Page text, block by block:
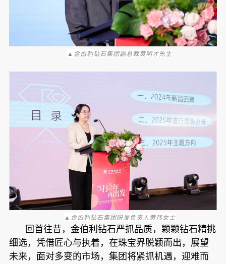
▲ 金伯利钻石集团副总裁黄明才先生
▲ 金伯利钻石集团研发负责人黄玮女士
回首往昔，金伯利钻石严抓品质，颗颗钻石精挑
细选，凭借匠心与执着，在珠宝界脱颖而出，展望
未来，面对多变的市场，集团将紧抓机遇，迎难而